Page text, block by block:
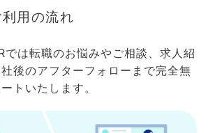
用の流れ
では転職のお悩みやご相談、求人紹
後のアフターフォローまで完全無
トいたします。